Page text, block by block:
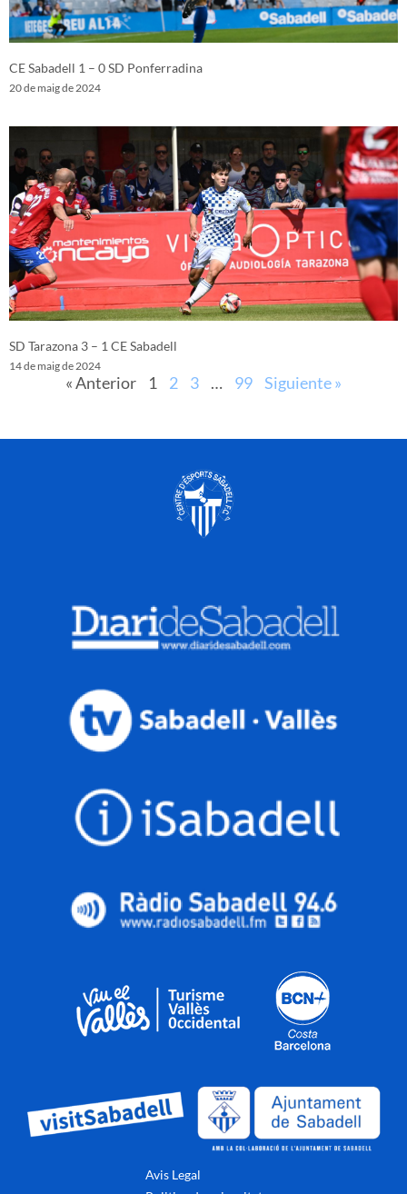
CE Sabadell 1 – 0 SD Ponferradina
20 de maig de 2024
SD Tarazona 3 – 1 CE Sabadell
14 de maig de 2024
« Anterior 1 2 3 … 99 Siguiente »
Avis Legal